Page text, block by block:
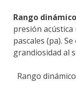
Rango dinámico
presión acústica
pascales (pa).
grandiosidad al
Rango